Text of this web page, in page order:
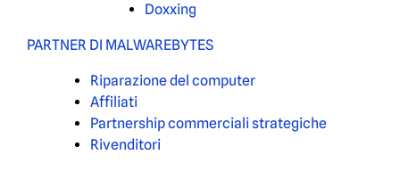
Doxxing
PARTNER DI MALWAREBYTES
Riparazione del computer
Affiliati
Partnership commerciali strategiche
Rivenditori